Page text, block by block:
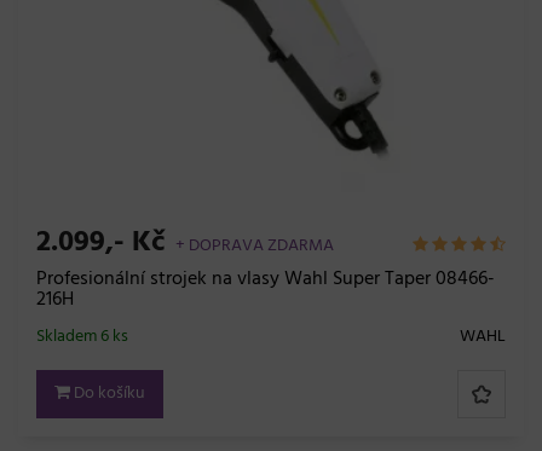
2.099,- Kč + DOPRAVA ZDARMA
Profesionální strojek na vlasy Wahl Super Taper 08466-
216H
WAHL
Skladem 6 ks
Do košíku